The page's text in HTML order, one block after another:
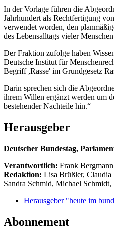
In der Vorlage führen die
Jahrhundert als Rechtfertigung
verwendet worden, den
des Lebensalltags vieler
Der Fraktion zufolge haben
Deutsche Institut für
Begriff ,Rasse' im Grundgesetz
Darin sprechen sich die
ihrem Willen ergänzt werden um
bestehender Nachteile hin.“
Herausgeber
Deutscher Bundestag,
Verantwortlich: Frank
Redaktion: Lisa Brüßler,
Sandra Schmid, Michael
Herausgeber "heute im
Abonnement